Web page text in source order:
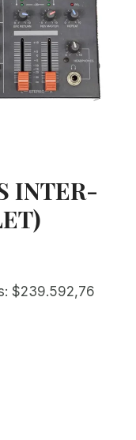
INTER-
$239.592,76